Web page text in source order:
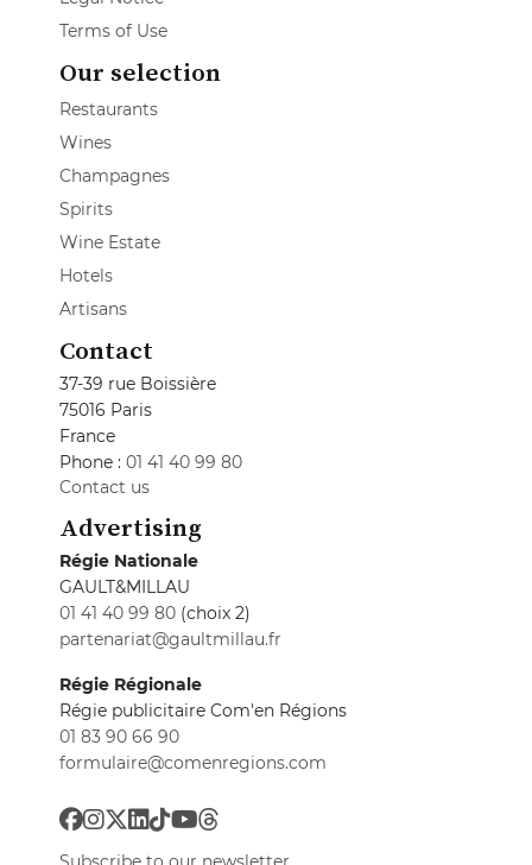
Terms of Use
Our selection
Restaurants
Wines
Champagnes
Spirits
Wine Estate
Hotels
Artisans
Contact
37-39 rue Boissière
75016 Paris
France
Phone : 01 41 40 99 80
Contact us
Advertising
Régie Nationale
GAULT&MILLAU
01 41 40 99 80 (choix 2)
partenariat@gaultmillau.fr
Régie Régionale
Régie publicitaire Com'en Régions
01 83 90 66 90
formulaire@comenregions.com